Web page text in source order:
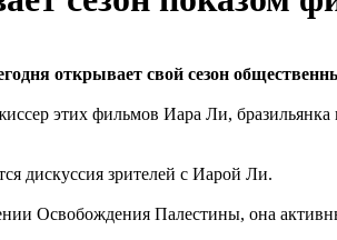
открывает свой сезон
этих фильмов Иара Ли,
дискуссия зрителей с Иарой Ли.
Освобождения Палестины, она